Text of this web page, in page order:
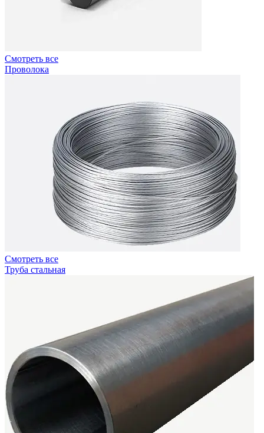
Смотреть все
Проволока
Смотреть все
Труба стальная